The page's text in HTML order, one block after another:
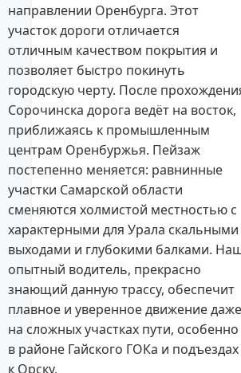
направлении Оренбурга. Этот
участок дороги отличается
отличным качеством покрытия и
позволяет быстро покинуть
городскую черту. После
Сорочинска дорога ведёт на восток,
приближаясь к промышленным
центрам Оренбуржья. Пейзаж
постепенно меняется: равнинные
участки Самарской области
сменяются холмистой местностью с
характерными для Урала скальными
выходами и глубокими балками.
опытный водитель, прекрасно
знающий данную трассу, обеспечит
плавное и уверенное движение даже
на сложных участках пути, особенно
в районе Гайского ГОКа и подъездах
к Орску.